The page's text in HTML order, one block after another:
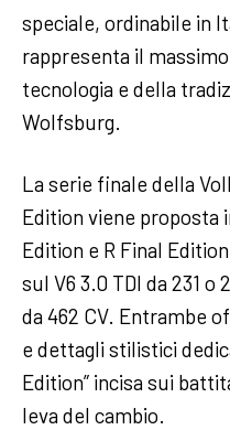
speciale, ordinabile in
rappresenta il
tecnologia e della
Wolfsburg.
La serie finale della
Edition viene proposta
Edition e R Final
sul V6 3.0 TDI da 231 o
da 462 CV. Entrambe
e dettagli stilistici
Edition” incisa sui
leva del cambio.